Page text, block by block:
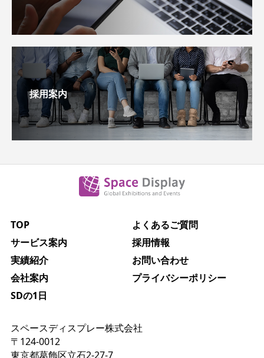
採用案内
スペースディスプレー株式会社
〒124-0012
東京都葛飾区立石2-27-7
TOP
サービス案内
実績紹介
会社案内
SDの1日
よくあるご質問
採用情報
お問い合わせ
プライバシーポリシー